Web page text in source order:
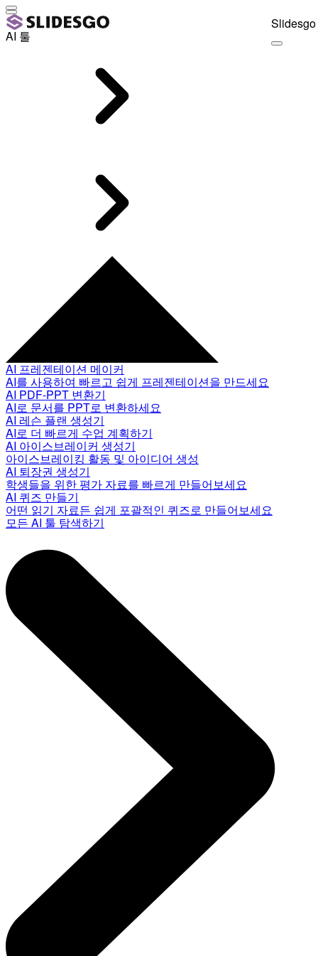
AI 툴
AI 프레젠테이션 메이커
AI를 사용하여 빠르고 쉽게 프레젠테이션을 만드세요
AI PDF-PPT 변환기
AI로 문서를 PPT로 변환하세요
AI 레슨 플랜 생성기
AI로 더 빠르게 수업 계획하기
AI 아이스브레이커 생성기
아이스브레이킹 활동 및 아이디어 생성
AI 퇴장권 생성기
학생들을 위한 평가 자료를 빠르게 만들어보세요
AI 퀴즈 만들기
어떤 읽기 자료든 쉽게 포괄적인 퀴즈로 만들어보세요
모든 AI 툴 탐색하기